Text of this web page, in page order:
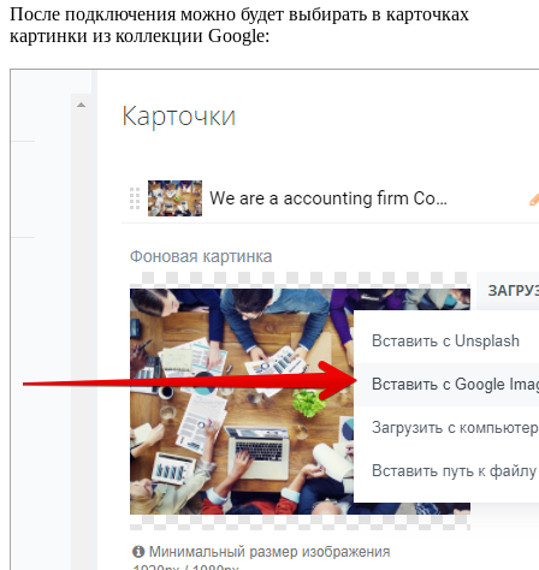
После подключения можно будет выбирать в карточках
картинки из коллекции Google: